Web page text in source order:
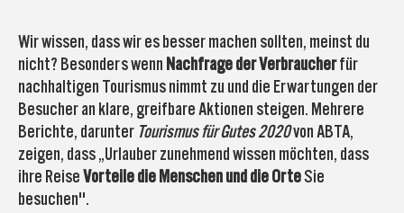
Wir wissen, dass wir es besser machen sollten, meinst du
nicht? Besonders wenn Nachfrage der Verbraucherfür
nachhaltigen Tourismus nimmt zu und die Erwartungen der
Besucher an klare, greifbare Aktionen steigen. Mehrere
Berichte, darunter Tourismus für Gutes 2020von ABTA,
zeigen, dass „Urlauber zunehmend wissen möchten, dass
ihre ReiseVorteiledie Menschen und die OrteSie
besuchen".